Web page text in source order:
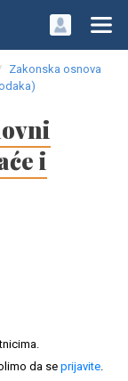
Zakonska osnova
i
da se prijavite.